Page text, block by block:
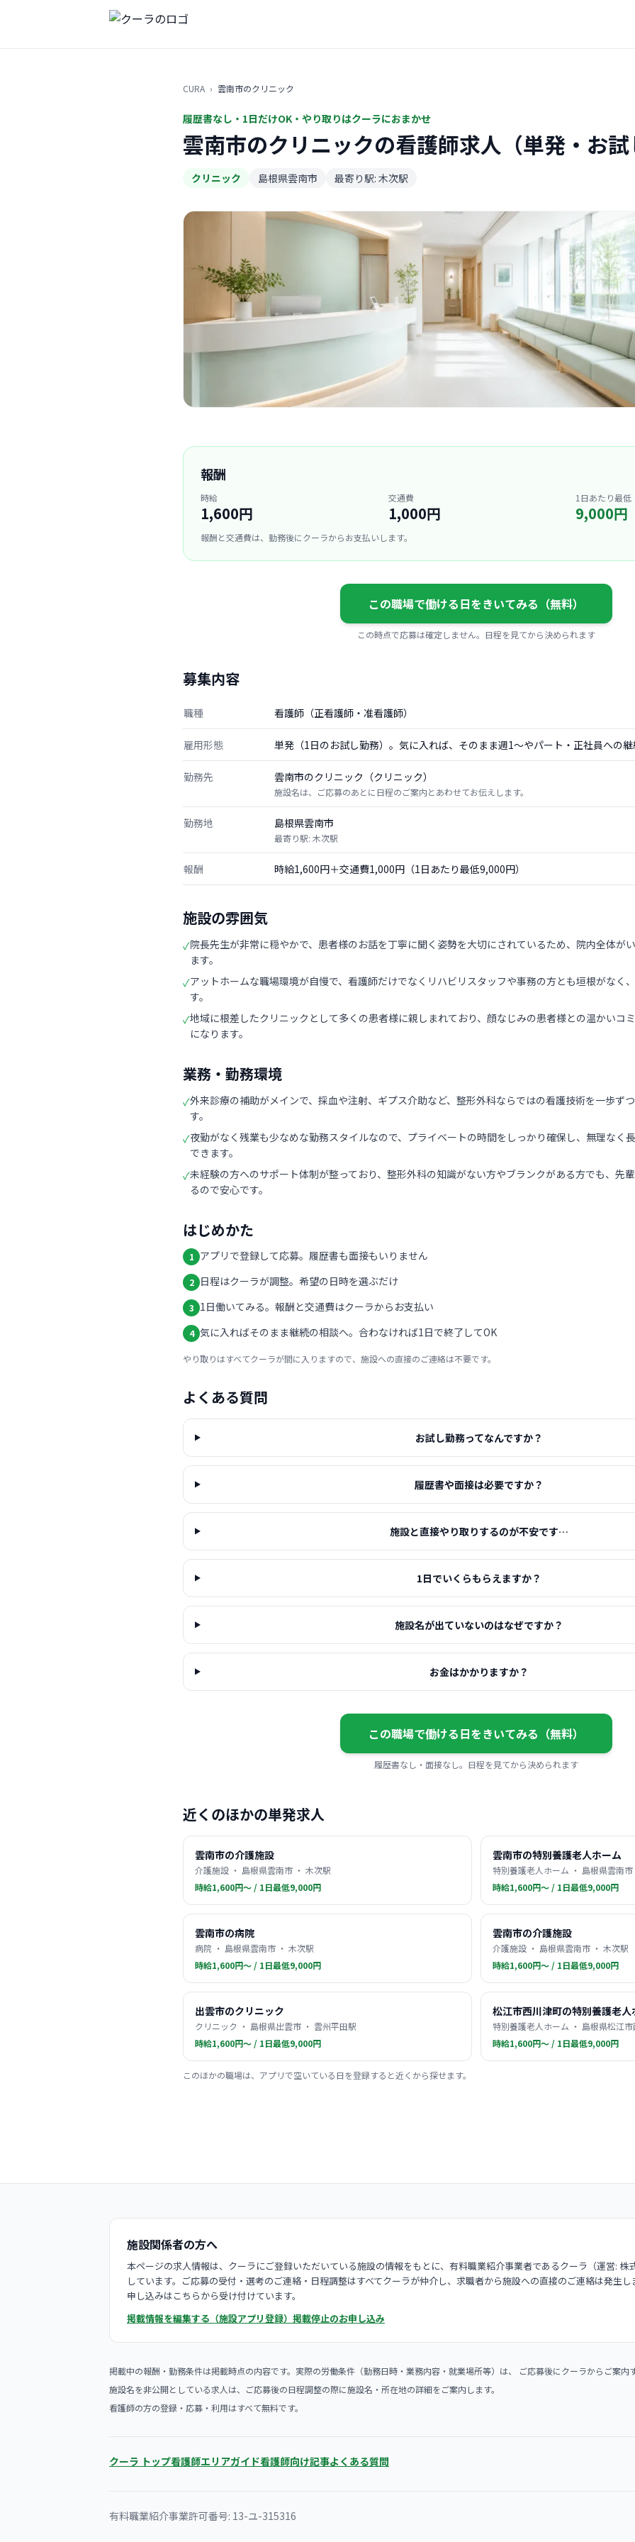
CURA › 雲南市のクリニック
履歴書なし・1日だけOK・やり取りはクーラにおまかせ
雲南市のクリニックの看護師求人（単発・お試
クリニック 島根県雲南市 最寄り駅: 木次駅
報酬
時給
1,600円
交通費
1,000円
1日あたり最低
9,000円
報酬と交通費は、勤務後にクーラからお支払いします。
この職場で働ける日をきいてみる（無料）
この時点で応募は確定しません。日程を見てから決められます
募集内容
職種 看護師（正看護師・准看護師）
雇用形態 単発（1日のお試し勤務）。気に入れば、そのまま週1〜やパート・正社員への継
勤務先 雲南市のクリニック（クリニック）
施設名は、ご応募のあとに日程のご案内とあわせてお伝えします。
勤務地 島根県雲南市
最寄り駅: 木次駅
報酬 時給1,600円＋交通費1,000円（1日あたり最低9,000円）
施設の雰囲気
✓院長先生が非常に穏やかで、患者様のお話を丁寧に聞く姿勢を大切にされているため、院内全体が
ます。
✓アットホームな職場環境が自慢で、看護師だけでなくリハビリスタッフや事務の方とも垣根がなく
す。
✓地域に根差したクリニックとして多くの患者様に親しまれており、顔なじみの患者様との温かいコ
になります。
業務・勤務環境
✓外来診療の補助がメインで、採血や注射、ギプス介助など、整形外科ならではの看護技術を一歩ず
す。
✓夜勤がなく残業も少なめな勤務スタイルなので、プライベートの時間をしっかり確保し、無理なく
できます。
✓未経験の方へのサポート体制が整っており、整形外科の知識がない方やブランクがある方でも、先
るので安心です。
はじめかた
1 アプリで登録して応募。履歴書も面接もいりません
2 日程はクーラが調整。希望の日時を選ぶだけ
3 1日働いてみる。報酬と交通費はクーラからお支払い
4 気に入ればそのまま継続の相談へ。合わなければ1日で終了してOK
やり取りはすべてクーラが間に入りますので、施設への直接のご連絡は不要です。
よくある質問
お試し勤務ってなんですか？
履歴書や面接は必要ですか？
施設と直接やり取りするのが不安です…
1日でいくらもらえますか？
施設名が出ていないのはなぜですか？
お金はかかりますか？
この職場で働ける日をきいてみる（無料）
履歴書なし・面接なし。日程を見てから決められます
近くのほかの単発求人
雲南市の介護施設
介護施設 ・ 島根県雲南市 ・ 木次駅
時給1,600円〜 / 1日最低9,000円
雲南市の特別養護老人ホーム
特別養護老人ホーム ・ 島根県雲南市
時給1,600円〜 / 1日最低9,000円
雲南市の病院
病院 ・ 島根県雲南市 ・ 木次駅
時給1,600円〜 / 1日最低9,000円
雲南市の介護施設
介護施設 ・ 島根県雲南市 ・ 木次駅
時給1,600円〜 / 1日最低9,000円
出雲市のクリニック
クリニック ・ 島根県出雲市 ・ 雲州平田駅
時給1,600円〜 / 1日最低9,000円
松江市西川津町の特別養護老人
特別養護老人ホーム ・ 島根県松江
時給1,600円〜 / 1日最低9,000円
このほかの職場は、アプリで空いている日を登録すると近くから探せます。
施設関係者の方へ
本ページの求人情報は、クーラにご登録いただいている施設の情報をもとに、有料職業紹介事業者であるクーラ（運営:
しています。ご応募の受付・選考のご連絡・日程調整はすべてクーラが仲介し、求職者から施設への直接のご連絡は発生
申し込みはこちらから受け付けています。
掲載情報を編集する（施設アプリ登録） 掲載停止のお申し込み
掲載中の報酬・勤務条件は掲載時点の内容です。実際の労働条件（勤務日時・業務内容・就業場所等）は、 ご応募後にクーラからご案内
施設名を非公開としている求人は、ご応募後の日程調整の際に施設名・所在地の詳細をご案内します。
看護師の方の登録・応募・利用はすべて無料です。
クーラ トップ看護師エリアガイド看護師向け記事よくある質問
有料職業紹介事業許可番号: 13-ユ-315316